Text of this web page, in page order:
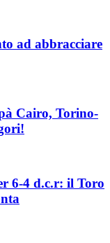
ad abbracciare
Cairo, Torino-
6-4 d.c.r: il Toro